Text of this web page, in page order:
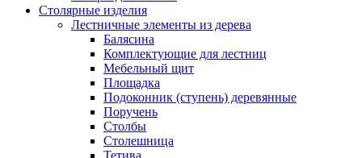
Столярные изделия
Лестничные элементы из дерева
Балясина
Комплектующие для лестниц
Мебельный щит
Площадка
Подоконник (ступень) деревянные
Поручень
Столбы
Столешница
Тетива